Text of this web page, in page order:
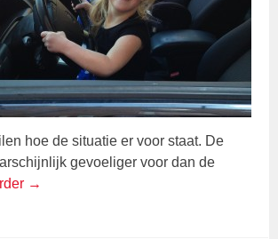
hoe de situatie er voor staat. De
gevoeliger voor dan de
→